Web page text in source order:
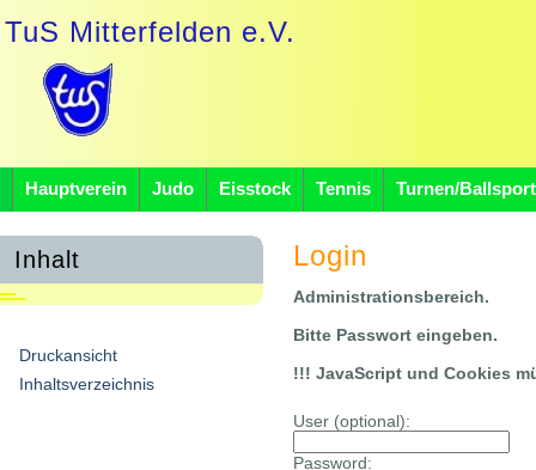
TuS Mitterfelden e.V.
Hauptverein Judo Eisstock Tennis Turnen/Ballsport
Inhalt
Druckansicht
Inhaltsverzeichnis
Login
Administrationsbereich.
Bitte Passwort eingeben.
!!! JavaScript und Cookies
User (optional):
Password: